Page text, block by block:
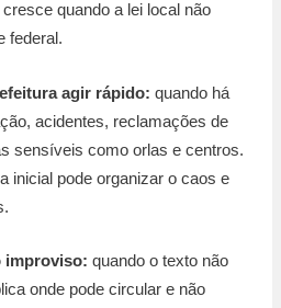
quando a lei local não
federal.
agir rápido: quando há
acidentes, reclamações de
sensíveis como orlas e centros.
inicial pode organizar o caos e
improviso: quando o texto não
onde pode circular e não